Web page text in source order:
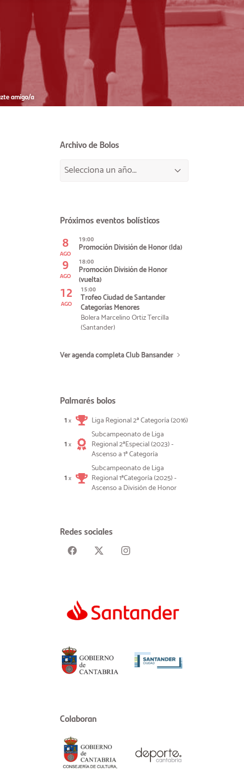
amigo/a
Archivo de Bolos
Próximos eventos bolísticos
8
AGO
19:00
Promoción División de Honor (Ida)
9
AGO
18:00
Promoción División de Honor
(vuelta)
12
AGO
15:00
Trofeo Ciudad de Santander
Categorías Menores
Bolera Marcelino Ortiz Tercilla
(Santander)
Ver agenda completa Club Bansander
Palmarés bolos
1× Liga Regional 2ª Categoría (2016)
1×
Subcampeonato de Liga
Regional 2ªEspecial (2023) -
Ascenso a 1ª Categoría
1×
Subcampeonato de Liga
Regional 1ªCategoría (2025) -
Ascenso a División de Honor
Redes sociales
Colaboran